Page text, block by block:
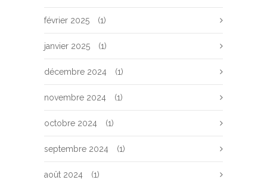
février 2025 (1)
janvier 2025 (1)
décembre 2024 (1)
novembre 2024 (1)
octobre 2024 (1)
septembre 2024 (1)
août 2024 (1)